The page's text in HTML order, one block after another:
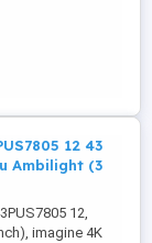
12 43
Ambilight (3
12,
imagine 4K